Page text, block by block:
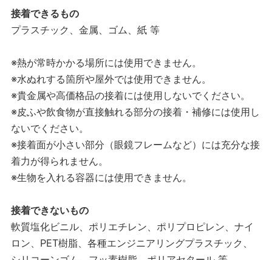
接着できるもの
プラスチック、金属、ゴム、紙 等
※熱が常時かかる場所には使用できません。
※水ぬれする箇所や屋外では使用できません。
※貴金属や高価格品の接着には使用しないでください。
※皮ふや飲食物が直接触れる部分の接着・補修には使用し
ないでください。
※接着面が小さい部分（眼鏡フレームなど）には充分な接
着力が得られません。
※生物を入れる容器には使用できません。
接着できないもの
軟質塩化ビニル、ポリエチレン、ポリプロピレン、ナイ
ロン、PET樹脂、各種エンジニアリングプラスチック、